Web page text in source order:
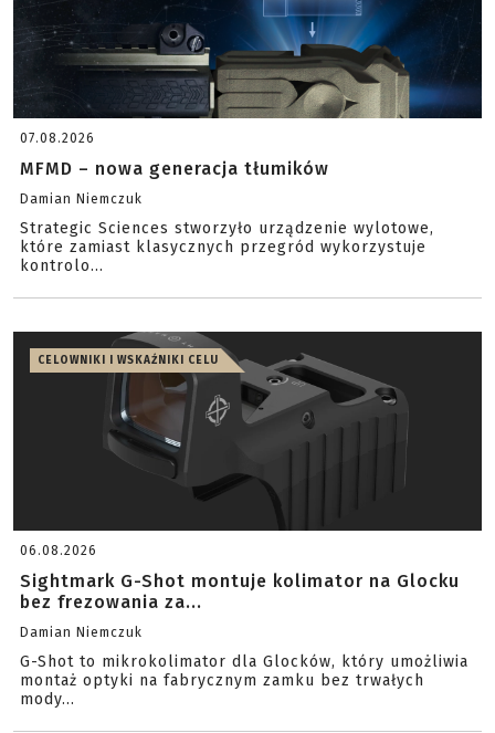
07.08.2026
MFMD – nowa generacja tłumików
Damian Niemczuk
Strategic Sciences stworzyło urządzenie wylotowe,
które zamiast klasycznych przegród wykorzystuje
kontrolo...
CELOWNIKI I WSKAŹNIKI CELU
06.08.2026
Sightmark G-Shot montuje kolimator na Glocku
bez frezowania za...
Damian Niemczuk
G-Shot to mikrokolimator dla Glocków, który umożliwia
montaż optyki na fabrycznym zamku bez trwałych
mody...